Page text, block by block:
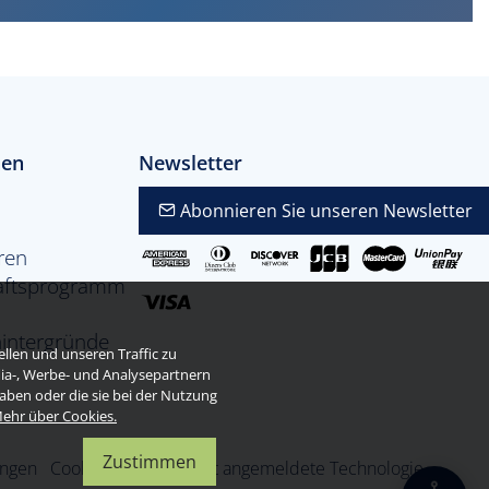
Newsletter
Abonnieren Sie unseren Newsletter
Cookies- Zum Patent angemeldete Technologie
und unseren Traffic zu
, Werbe- und Analysepartnern
oder die sie bei der Nutzung
über Cookies.
Zustimmen